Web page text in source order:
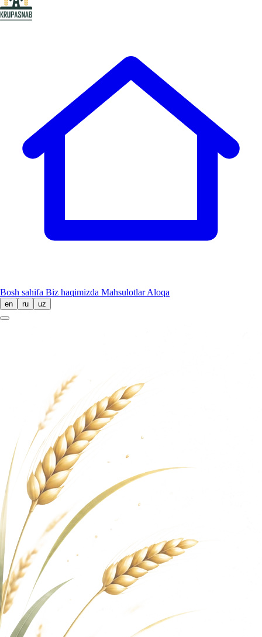
Bosh sahifa Biz haqimizda MahsulotlarAloqa
en ru uz